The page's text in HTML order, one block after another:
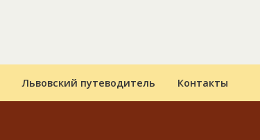
Львовский путеводитель Контакты